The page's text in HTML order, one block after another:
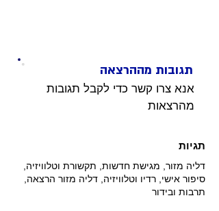
תגובות מההרצאה
אנא צרו קשר כדי לקבל תגובות
מהרצאות
תגיות
דליה מזור, מגישת חדשות, תקשורת וטלוויזיה,
סיפור אישי, רדיו וטלוויזיה, דליה מזור הרצאה,
תרבות ובידור